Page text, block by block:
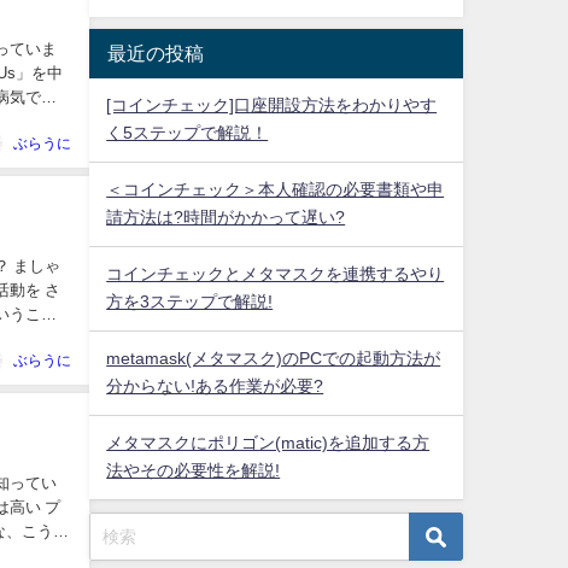
ぶらうに
ぶらうに
最近の投稿
[コインチェック]口座開設方法をわかりやす
く5ステップで解説！
＜コインチェック＞本人確認の必要書類や申
請方法は?時間がかかって遅い?
コインチェックとメタマスクを連携するやり
方を3ステップで解説!
metamask(メタマスク)のPCでの起動方法が
分からない!ある作業が必要?
メタマスクにポリゴン(matic)を追加する方
法やその必要性を解説!